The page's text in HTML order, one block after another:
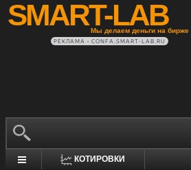
SMART-LAB
Мы делаем деньги на бирже
РЕКЛАМА • CONFA.SMART-LAB.RU
КОТИРОВКИ